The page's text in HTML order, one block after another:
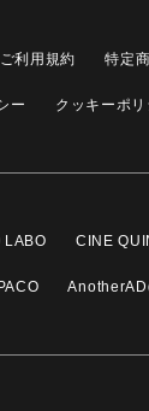
ご利用規約 特定
ー クッキーポリ
LABO CINE